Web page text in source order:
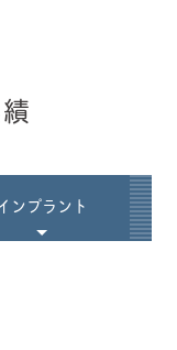
ンプラント